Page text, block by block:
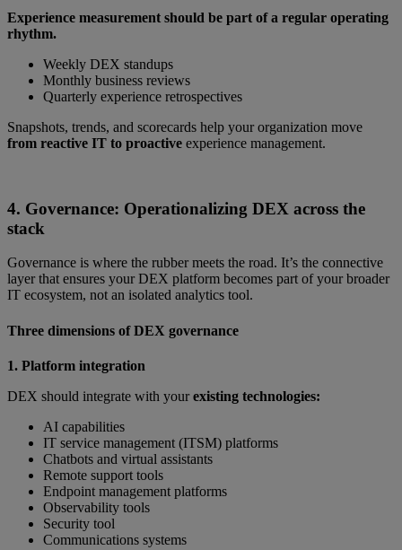
Experience measurement should be part of a regular operating
rhythm.
Weekly DEX standups
Monthly business reviews
Quarterly experience retrospectives
Snapshots, trends, and scorecards help your organization move
from reactive IT to proactive experience management.
4. Governance: Operationalizing DEX across the
stack
Governance is where the rubber meets the road. It’s the connective
layer that ensures your DEX platform becomes part of your broader
IT ecosystem, not an isolated analytics tool.
Three dimensions of DEX governance
1. Platform integration
DEX should integrate with yourexisting technologies:
AI capabilities
IT service management (ITSM) platforms
Chatbots and virtual assistants
Remote support tools
Endpoint management platforms
Observability tools
Security tool
Communications systems